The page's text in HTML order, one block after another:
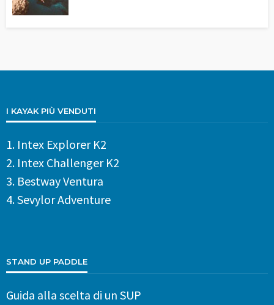
I KAYAK PIÙ VENDUTI
1. Intex Explorer K2
2. Intex Challenger K2
3. Bestway Ventura
4.Sevylor Adventure
STAND UP PADDLE
Guida alla scelta di un SUP